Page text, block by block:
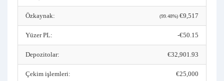
Özkaynak: (99.48%) €9,517
Yüzer PL: -€50.15
Depozitolar: €32,901.93
Çekim işlemleri: €25,000